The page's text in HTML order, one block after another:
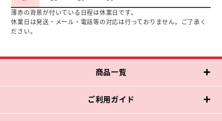
薄赤の背景が付いている日程は休業日です。
休業日は発送・メール・電話等の対応は行っておりません。ご了承く
ださい。
商品一覧
ご利用ガイド